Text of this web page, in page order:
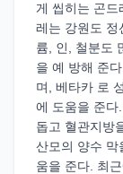
게 씹히는 곤드
레는 강원도 정
륨, 인, 철분도
을 예 방해 준
며, 베타카 로
에 도움을 준다
돕고 혈관지방
산모의 양수 막
움을 준다. 최